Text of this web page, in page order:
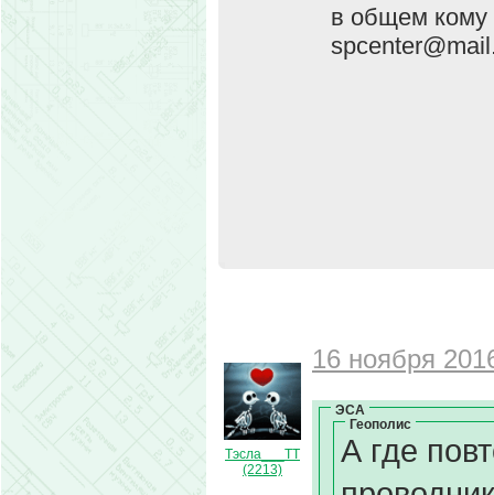
в общем кому
Тэсла___ТТ
(2213)
16 ноября
ЭСА
Геополис
А где